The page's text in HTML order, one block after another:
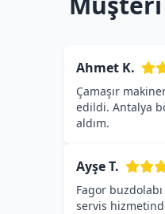
Ahmet K.
Çamaşır
edildi. Antalya
aldım.
Ayşe T.
Fagor
servis